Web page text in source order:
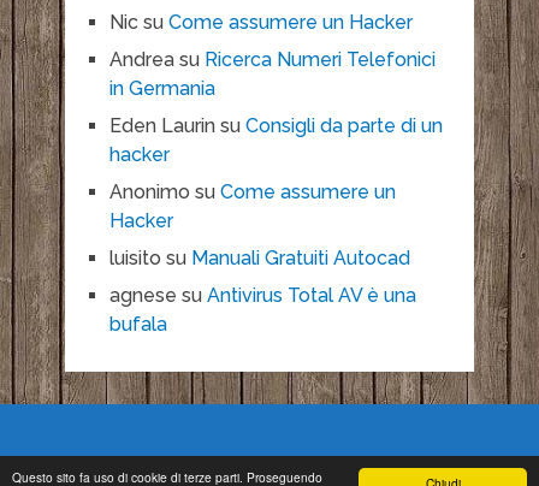
Questo sito fa uso di cookie di terze parti. Proseguendo
Nicsu Come assumere un Hacker
Andreasu Ricerca Numeri Telefonici
in Germania
Eden Laurinsu Consigli da parte di un
hacker
Anonimo su Come assumere un
Hacker
luisito su Manuali Gratuiti Autocad
agnese su Antivirus Total AV è una
bufala